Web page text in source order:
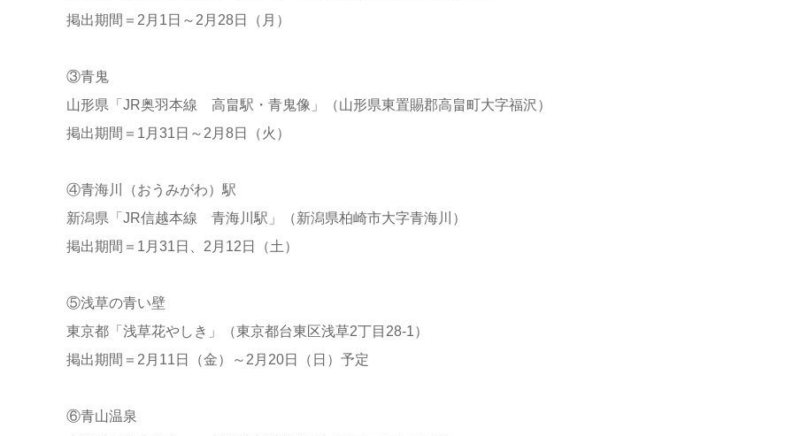
掲出期間＝2月1日～2月28日（月）
③青鬼
山形県「JR奥羽本線 高畠駅・青鬼像」（山形県東置賜郡高畠町大字福沢）
掲出期間＝1月31日～2月8日（火）
④青海川（おうみがわ）駅
新潟県「JR信越本線 青海川駅」（新潟県柏崎市大字青海川）
掲出期間＝1月31日、2月12日（土）
⑤浅草の青い壁
東京都「浅草花やしき」（東京都台東区浅草2丁目28-1）
掲出期間＝2月11日（金）～2月20日（日）予定
⑥青山温泉